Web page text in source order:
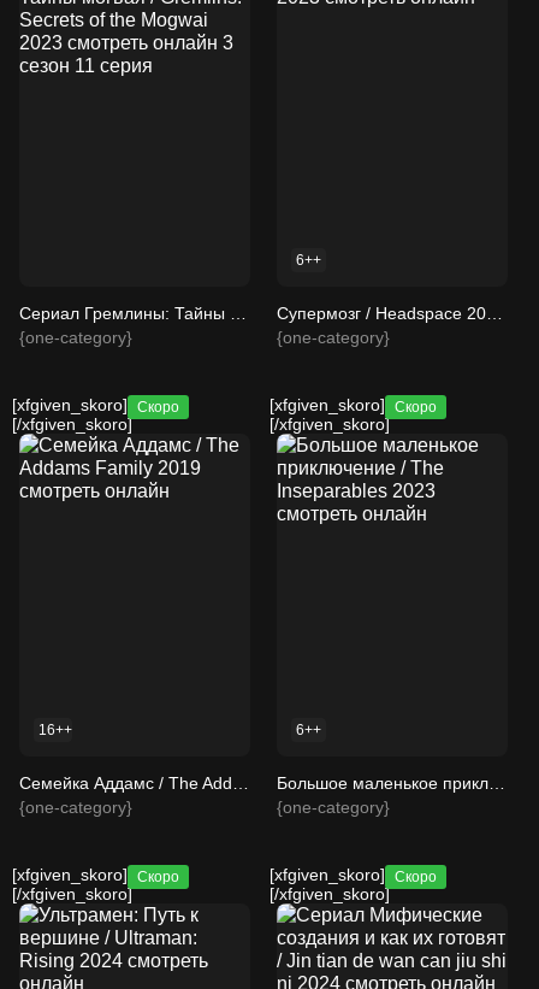
{one-category}
6++
{one-category}
[xfgiven_skoro] Скоро
[/xfgiven_skoro]
16++
Семейка Аддамс / The Addams Family 2019 смотреть онлайн
{one-category}
[xfgiven_skoro] Скоро
[/xfgiven_skoro]
6++
Большое маленькое приключение / The Inseparables 2023 смотреть онлайн
{one-category}
[xfgiven_skoro] Скоро
[/xfgiven_skoro]
[xfgiven_skoro] Скоро
[/xfgiven_skoro]